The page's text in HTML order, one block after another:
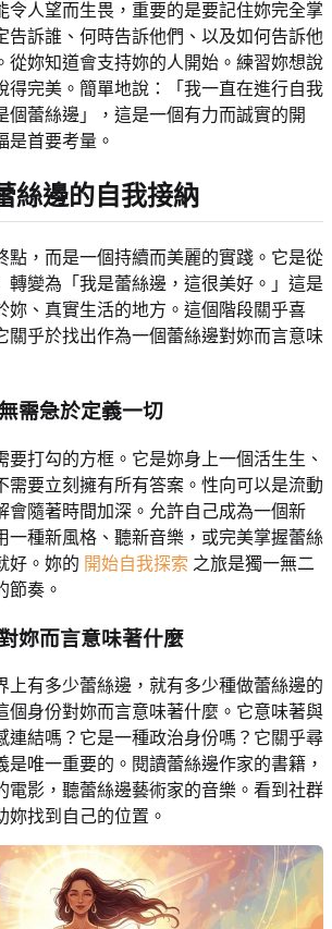
令人望而生畏，重要的是要記住妳完全掌
告訴誰、何時告訴他們、以及如何告訴他
從妳知道會支持妳的人開始。練習妳想說
得完美。簡單地說：「我一直在進行自我
個蕾絲邊」，這是一個有力而誠實的開
是首要考量。
絲邊的自我接納
點，而是一個持續而美麗的實踐。它是從
轉變為「我是蕾絲邊，這很美好。」這是
妳、真實生活的地方。這個階段關乎喜
關乎於找出作為一個蕾絲邊對妳而言意味
無需急於定義一切
要打勾的方框。它是妳身上一個活生生、
需要立刻擁有所有答案。性向可以是流動
會隨著時間加深。允許自己成為一個新
一種新風格、聽新音樂，或完美掌握蕾絲
好。妳的 開始自我探索 之旅是獨一無二
節奏。
妳而言意味著什麼
上有多少蕾絲邊，就有多少種做蕾絲邊的
個身份對妳而言意味著什麼。它意味著與
連結嗎？它是一種政治身份嗎？它關乎尋
是唯一重要的。閱讀蕾絲邊作家的書籍，
電影，聽蕾絲邊藝術家的音樂。看到社群
妳找到自己的位置。